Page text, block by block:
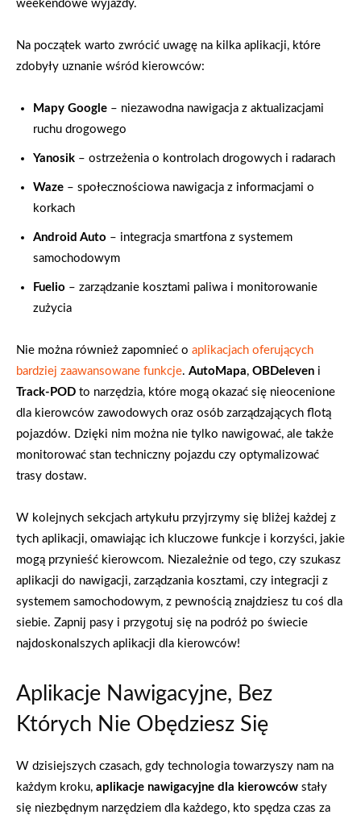
weekendowe wyjazdy.
Na początek warto zwrócić uwagę na kilka aplikacji, które
zdobyły uznanie wśród kierowców:
Mapy Google – niezawodna nawigacja z aktualizacjami
ruchu drogowego
Yanosik – ostrzeżenia o kontrolach drogowych i radarach
Waze – społecznościowa nawigacja z informacjami o
korkach
Android Auto – integracja smartfona z systemem
samochodowym
Fuelio – zarządzanie kosztami paliwa i monitorowanie
zużycia
Nie można również zapomnieć o aplikacjach oferujących
bardziej zaawansowane funkcje. AutoMapa, OBDeleven i
Track-POD to narzędzia, które mogą okazać się nieocenione
dla kierowców zawodowych oraz osób zarządzających flotą
pojazdów. Dzięki nim można nie tylko nawigować, ale także
monitorować stan techniczny pojazdu czy optymalizować
trasy dostaw.
W kolejnych sekcjach artykułu przyjrzymy się bliżej każdej z
tych aplikacji, omawiając ich kluczowe funkcje i korzyści, jakie
mogą przynieść kierowcom. Niezależnie od tego, czy szukasz
aplikacji do nawigacji, zarządzania kosztami, czy integracji z
systemem samochodowym, z pewnością znajdziesz tu coś dla
siebie. Zapnij pasy i przygotuj się na podróż po świecie
najdoskonalszych aplikacji dla kierowców!
Aplikacje Nawigacyjne, Bez
Których Nie Obędziesz Się
W dzisiejszych czasach, gdy technologia towarzyszy nam na
każdym kroku, aplikacje nawigacyjne dla kierowców stały
się niezbędnym narzędziem dla każdego, kto spędza czas za